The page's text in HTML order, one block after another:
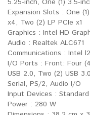
Expansion Slots : One
x4, Two (2) LP PCIe x1
Graphics : Intel HD
Audio : Realtek ALC671
Communications : Intel
I/O Ports : Front: Four
USB 2.0, Two (2) USB
Serial, PS/2, Audio I/O
Input Devices :
Power : 280 W